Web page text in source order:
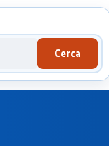
Cerca